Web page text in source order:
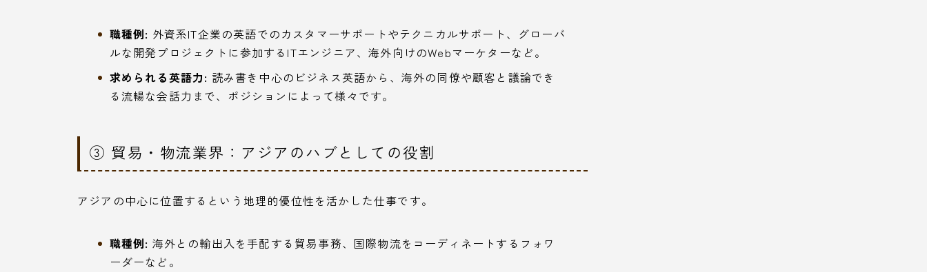
職種例: 外資系IT企業の英語でのカスタマーサポートやテクニカルサポート、グローバ
ルな開発プロジェクトに参加するITエンジニア、海外向けのWebマーケターなど。
求められる英語力: 読み書き中心のビジネス英語から、海外の同僚や顧客と議論でき
る流暢な会話力まで、ポジションによって様々です。
③ 貿易・物流業界：アジアのハブとしての役割
アジアの中心に位置するという地理的優位性を活かした仕事です。
職種例: 海外との輸出入を手配する貿易事務、国際物流をコーディネートするフォワ
ーダーなど。